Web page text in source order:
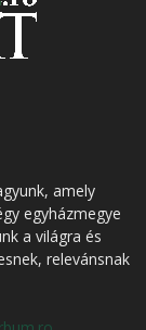
amely
egyházmegye
a világra és
relevánsnak